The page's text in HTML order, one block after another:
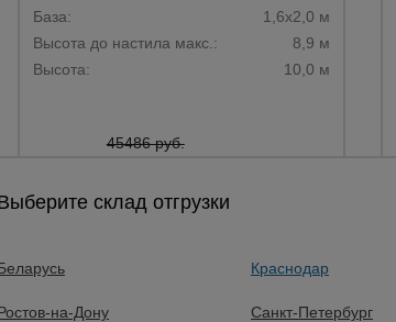
База:
1,6х2,0 м
Высота до настила макс.:
8,9 м
Высота:
10,0 м
45486 руб.
Предзаказ
склад отгрузки
Краснодар
на-Дону Санкт-Петербург